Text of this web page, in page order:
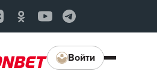
Войти